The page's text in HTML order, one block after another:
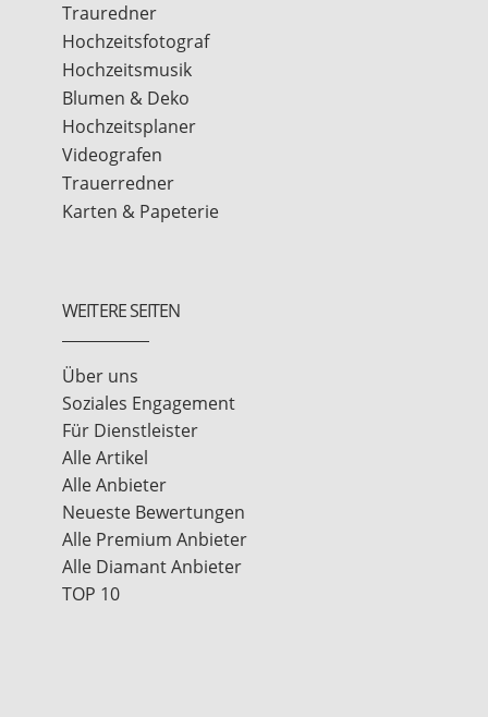
Trauredner
Hochzeitsfotograf
Hochzeitsmusik
Blumen & Deko
Hochzeitsplaner
Videografen
Trauerredner
Karten & Papeterie
WEITERE SEITEN
Über uns
Soziales Engagement
Für Dienstleister
Alle Artikel
Alle Anbieter
Neueste Bewertungen
Alle Premium Anbieter
Alle Diamant Anbieter
TOP 10